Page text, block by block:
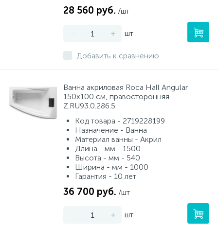
28 560 руб. /шт
- + шт
Добавить к сравнению
Ванна акриловая Roca Hall Angular
150х100 см, правосторонняя
Z.RU93.0.286.5
Код товара - 2719228199
Назначение - Ванна
Материал ванны - Акрил
Длина - мм - 1500
Высота - мм - 540
Ширина - мм - 1000
Гарантия - 10 лет
36 700 руб. /шт
- + шт